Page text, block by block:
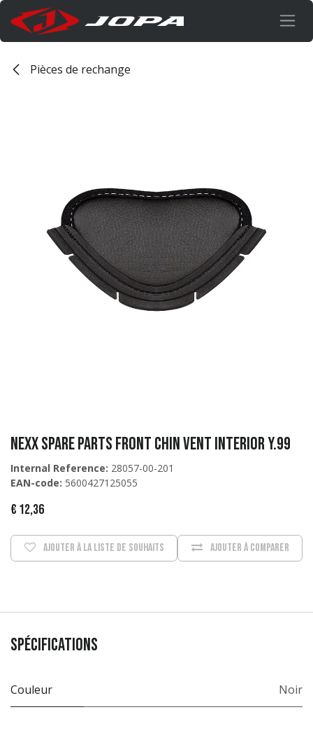
Se rendre au contenu
Pièces de rechange
Nexx Spare Parts Front chin vent interior Y.99
Internal Reference: 28057-00-201
EAN-code: 5600427125055
€ 12,36
Ajouter à comparer
Ajouter à la liste de souhaits
Spécifications
Couleur Noir